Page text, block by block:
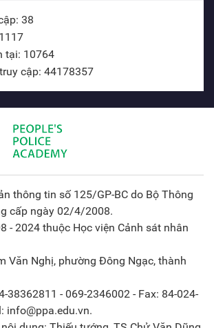
38
tại: 10764
cập: 44178357
thông tin số 125/GP-BC do Bộ Thông
cấp ngày 02/4/2008.
- 2024 thuộc Học viện Cảnh sát nhân
Văn Nghị, phường Đông Ngạc, thành
38362811 - 069-2346002 - Fax: 84-024-
info@ppa.edu.vn.